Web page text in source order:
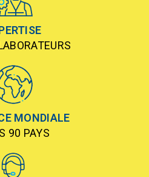
MONDIALE
90 PAYS